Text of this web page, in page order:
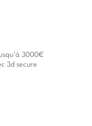
3000€
3d secure